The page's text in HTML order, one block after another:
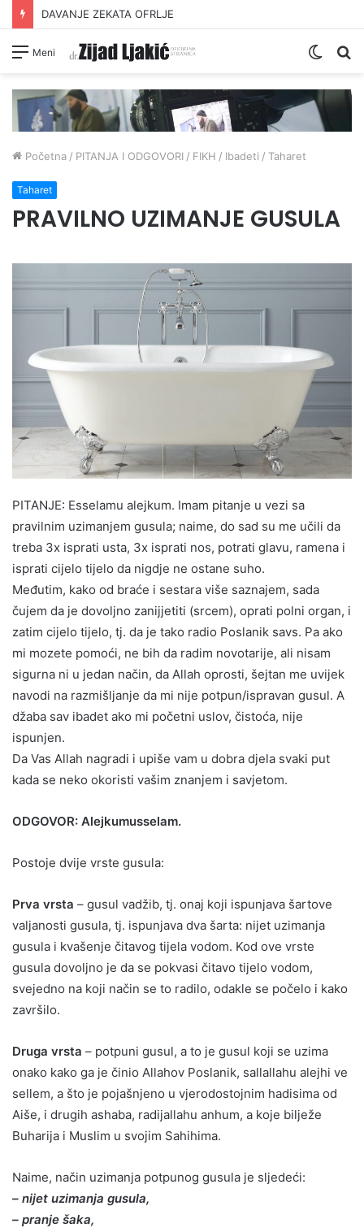
INTIMNI ODNOS JE OPSKRBA
Meni
Switch
Početna / PITANJA I ODGOVORI / FIKH / Ibadeti / Taharet
Taharet
PRAVILNO UZIMANJE GUSULA
PITANJE: Esselamu alejkum. Imam pitanje u vezi sa
pravilnim uzimanjem gusula; naime, do sad su me učili da
treba 3x isprati usta, 3x isprati nos, potrati glavu, ramena i
isprati cijelo tijelo da nigdje ne ostane suho.
Međutim, kako od braće i sestara više saznajem, sada
čujem da je dovoljno zanijjetiti (srcem), oprati polni organ, i
zatim cijelo tijelo, tj. da je tako radio Poslanik savs. Pa ako
mi mozete pomoći, ne bih da radim novotarije, ali nisam
sigurna ni u jedan način, da Allah oprosti, šejtan me uvijek
navodi na razmišljanje da mi nije potpun/ispravan gusul. A
džaba sav ibadet ako mi početni uslov, čistoća, nije
ispunjen.
Da Vas Allah nagradi i upiše vam u dobra djela svaki put
kada se neko okoristi vašim znanjem i savjetom.
ODGOVOR: Alejkumusselam.
Postoje dvije vrste gusula:
Prva vrsta – gusul vadžib, tj. onaj koji ispunjava šartove
valjanosti gusula, tj. ispunjava dva šarta: nijet uzimanja
gusula i kvašenje čitavog tijela vodom. Kod ove vrste
gusula dovoljno je da se pokvasi čitavo tijelo vodom,
svejedno na koji način se to radilo, odakle se počelo i kako
završilo.
Druga vrsta – potpuni gusul, a to je gusul koji se uzima
onako kako ga je činio Allahov Poslanik, sallallahu alejhi ve
sellem, a što je pojašnjeno u vjerodostojnim hadisima od
Aiše, i drugih ashaba, radijallahu anhum, a koje bilježe
Buharija i Muslim u svojim Sahihima.
Naime, način uzimanja potpunog gusula je sljedeći:
– nijet uzimanja gusula,
– pranje šaka,